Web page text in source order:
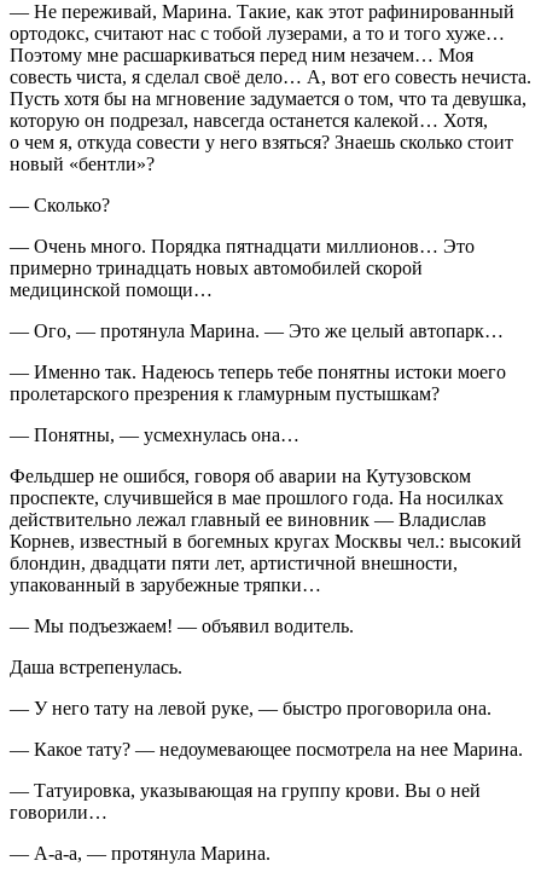
— Не переживай, Марина. Такие, как этот рафинированный
ортодокс, считают нас с тобой лузерами, а то и того хуже…
Поэтому мне расшаркиваться перед ним незачем… Моя
совесть чиста, я сделал своё дело… А, вот его совесть нечиста.
Пусть хотя бы на мгновение задумается о том, что та девушка,
которую он подрезал, навсегда останется калекой… Хотя,
о чем я, откуда совести у него взяться? Знаешь сколько стоит
новый «бентли»?
— Сколько?
— Очень много. Порядка пятнадцати миллионов… Это
примерно тринадцать новых автомобилей скорой
медицинской помощи…
— Ого, — протянула Марина. — Это же целый автопарк…
— Именно так. Надеюсь теперь тебе понятны истоки моего
пролетарского презрения к гламурным пустышкам?
— Понятны, — усмехнулась она…
Фельдшер не ошибся, говоря об аварии на Кутузовском
проспекте, случившейся в мае прошлого года. На носилках
действительно лежал главный ее виновник — Владислав
Корнев, известный в богемных кругах Москвы чел.: высокий
блондин, двадцати пяти лет, артистичной внешности,
упакованный в зарубежные тряпки…
— Мы подъезжаем! — объявил водитель.
Даша встрепенулась.
— У него тату на левой руке, — быстро проговорила она.
— Какое тату? — недоумевающее посмотрела на нее Марина.
— Татуировка, указывающая на группу крови. Вы о ней
говорили…
— А-а-а, — протянула Марина.